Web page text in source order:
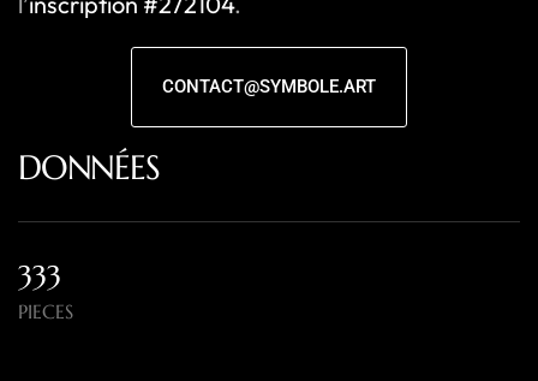
CONTACT@SYMBOLE.ART
DONNÉES
333
PIECES